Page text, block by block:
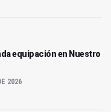
equipación en Nuestro
2026